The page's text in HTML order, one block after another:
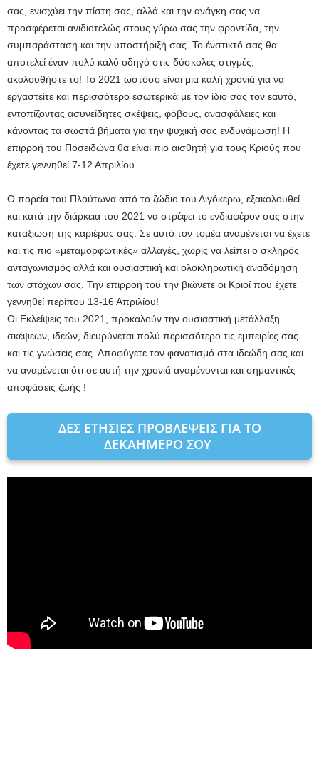
σας, ενισχύει την πίστη σας, αλλά και την ανάγκη σας να
προσφέρεται ανιδιοτελώς στους γύρω σας την φροντίδα, την
συμπαράσταση και την υποστήριξή σας. Το ένστικτό σας θα
αποτελεί έναν πολύ καλό οδηγό στις δύσκολες στιγμές,
ακολουθήστε το! Το 2021 ωστόσο είναι μία καλή χρονιά για να
εργαστείτε και περισσότερο εσωτερικά με τον ίδιο σας τον εαυτό,
εντοπίζοντας ασυνείδητες σκέψεις, φόβους, ανασφάλειες και
κάνοντας τα σωστά βήματα για την ψυχική σας ενδυνάμωση! Η
επιρροή του Ποσειδώνα θα είναι πιο αισθητή για τους Κριούς που
έχετε γεννηθεί 7-12 Απριλίου.
Ο πορεία του Πλούτωνα από το ζώδιο του Αιγόκερω, εξακολουθεί
και κατά την διάρκεια του 2021 να στρέφει το ενδιαφέρον σας στην
καταξίωση της καριέρας σας. Σε αυτό τον τομέα αναμένεται να έχετε
και τις πιο «μεταμορφωτικές» αλλαγές, χωρίς να λείπει ο σκληρός
ανταγωνισμός αλλά και ουσιαστική και ολοκληρωτική αναδόμηση
των στόχων σας. Την επιρροή του την βιώνετε οι Κριοί που έχετε
γεννηθεί περίπου 13-16 Απριλίου!
Οι Εκλείψεις του 2021, προκαλούν την ουσιαστική μετάλλαξη
σκέψεων, ιδεών, διευρύνεται πολύ περισσότερο τις εμπειρίες σας
και τις γνώσεις σας. Αποφύγετε τον φανατισμό στα ιδεώδη σας και
να αναμένεται ότι σε αυτή την χρονιά αναμένονται και σημαντικές
αποφάσεις ζωής !
ΔΕΣ ΕΤΗΣΙΕΣ ΠΡΟΒΛΕΨΕΙΣ ΓΙΑ ΤΟ
ΔΕΚΑΗΜΕΡΟ ΣΟΥ